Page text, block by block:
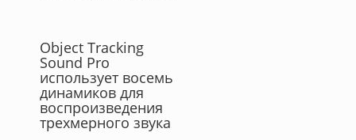
Object Tracking
Sound Pro
использует восемь
динамиков для
воспроизведения
трехмерного звука